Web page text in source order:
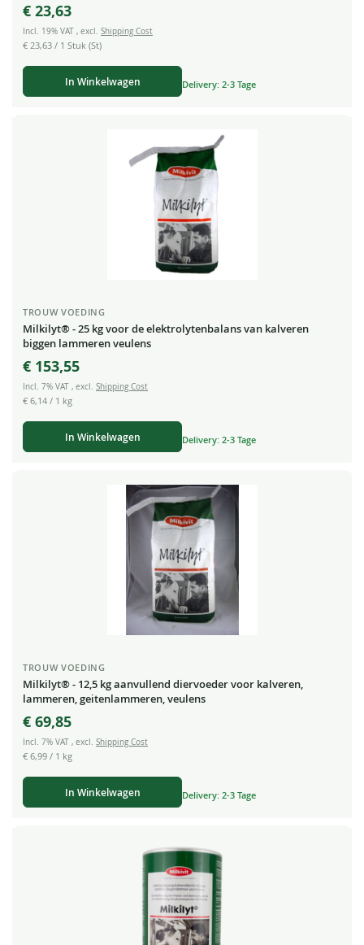
€ 23,63
Incl. 19% VAT , excl. Shipping Cost
€ 23,63 / 1 Stuk (St)
In Winkelwagen Delivery: 2-3 Tage
TROUW VOEDING
Milkilyt® - 25 kg voor de elektrolytenbalans van kalveren
biggen lammeren veulens
€ 153,55
Incl. 7% VAT , excl. Shipping Cost
€ 6,14 / 1 kg
In Winkelwagen Delivery: 2-3 Tage
TROUW VOEDING
Milkilyt® - 12,5 kg aanvullend diervoeder voor kalveren,
lammeren, geitenlammeren, veulens
€ 69,85
Incl. 7% VAT , excl. Shipping Cost
€ 6,99 / 1 kg
In Winkelwagen Delivery: 2-3 Tage